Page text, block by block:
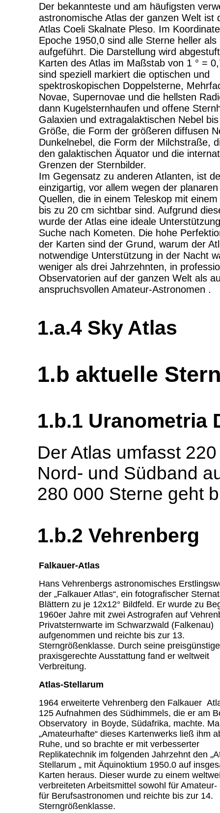
Der bekannteste und am häufigsten
astronomische Atlas der ganzen Welt ist
Atlas Coeli Skalnate Pleso. Im
Epoche 1950,0 sind alle Sterne heller
aufgeführt. Die Darstellung wird
Karten des Atlas im Maßstab von 1 ° =
sind speziell markiert die optischen und
spektroskopischen Doppelsterne,
Novae, Supernovae und die hellsten
dann Kugelsternhaufen und offene
Galaxien und extragalaktischen Nebel
Größe, die Form der größeren diffusen
Dunkelnebel, die Form der Milchstraße,
den galaktischen Äquator und die
Grenzen der Sternbilder.
Im Gegensatz zu anderen Atlanten, ist
einzigartig, vor allem wegen der
Quellen, die in einem Teleskop mit
bis zu 20 cm sichtbar sind. Aufgrund
wurde der Atlas eine ideale
Suche nach Kometen. Die hohe
der Karten sind der Grund, warum der
notwendige Unterstützung in der Nacht
weniger als drei Jahrzehnten, in
Observatorien auf der ganzen Welt als
anspruchsvollen Amateur-Astronomen .
1.a.4 Sky Atlas
1.b aktuelle
1.b.1 Uranometria
Der Atlas umfasst
Nord- und Südband
280 000 Sterne geht
1.b.2 Vehrenberg
Falkauer-Atlas
Hans Vehrenbergs astronomisches
der „Falkauer Atlas“, ein fotografischer
Blättern zu je 12x12° Bildfeld. Er wurde zu
1960er Jahre mit zwei Astrografen auf
Privatsternwarte im Schwarzwald (Falkenau)
aufgenommen und reichte bis zur 13.
Sterngrößenklasse. Durch seine
praxisgerechte Ausstattung fand er weltweit
Verbreitung.
Atlas-Stellarum
1964 erweiterte Vehrenberg den Falkauer
125 Aufnahmen des Südhimmels, die er am
Observatory in Boyde, Südafrika, machte.
„Amateurhafte“ dieses Kartenwerks ließ ihm
Ruhe, und so brachte er mit verbesserter
Replikatechnik im folgenden Jahrzehnt den
Stellarum „ mit Äquinoktium 1950.0 auf
Karten heraus. Dieser wurde zu einem
verbreiteten Arbeitsmittel sowohl für Amateur-
für Berufsastronomen und reichte bis zur 14.
Sterngrößenklasse.